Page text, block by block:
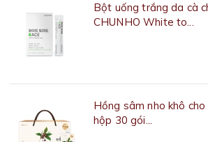
Bột uống trắng da cà
CHUNHO White to...
Hồng sâm nho khô cho
hộp 30 gói...